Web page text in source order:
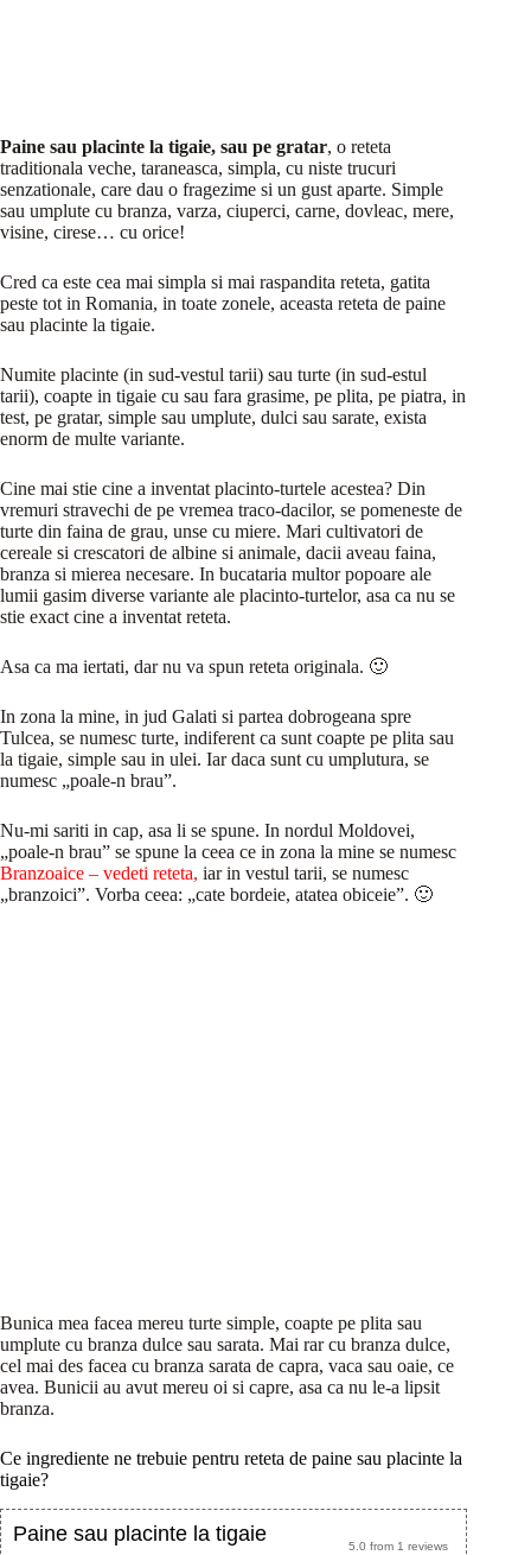
Paine sau placinte la tigaie, sau pe gratar, o reteta
traditionala veche, taraneasca, simpla, cu niste trucuri
senzationale, care dau o fragezime si un gust aparte. Simple
sau umplute cu branza, varza, ciuperci, carne, dovleac, mere,
visine, cirese… cu orice!
Cred ca este cea mai simpla si mai raspandita reteta, gatita
peste tot in Romania, in toate zonele, aceasta reteta de paine
sau placinte la tigaie.
Numite placinte (in sud-vestul tarii) sau turte (in sud-estul
tarii), coapte in tigaie cu sau fara grasime, pe plita, pe piatra, in
test, pe gratar, simple sau umplute, dulci sau sarate, exista
enorm de multe variante.
Cine mai stie cine a inventat placinto-turtele acestea? Din
vremuri stravechi de pe vremea traco-dacilor, se pomeneste de
turte din faina de grau, unse cu miere. Mari cultivatori de
cereale si crescatori de albine si animale, dacii aveau faina,
branza si mierea necesare. In bucataria multor popoare ale
lumii gasim diverse variante ale placinto-turtelor, asa ca nu se
stie exact cine a inventat reteta.
Asa ca ma iertati, dar nu va spun reteta originala. 🙂
In zona la mine, in jud Galati si partea dobrogeana spre
Tulcea, se numesc turte, indiferent ca sunt coapte pe plita sau
la tigaie, simple sau in ulei. Iar daca sunt cu umplutura, se
numesc „poale-n brau”.
Nu-mi sariti in cap, asa li se spune. In nordul Moldovei,
„poale-n brau” se spune la ceea ce in zona la mine se numesc
Branzoaice – vedeti reteta, iar in vestul tarii, se numesc
„branzoici”. Vorba ceea: „cate bordeie, atatea obiceie”. 🙂
Bunica mea facea mereu turte simple, coapte pe plita sau
umplute cu branza dulce sau sarata. Mai rar cu branza dulce,
cel mai des facea cu branza sarata de capra, vaca sau oaie, ce
avea. Bunicii au avut mereu oi si capre, asa ca nu le-a lipsit
branza.
Ce ingrediente ne trebuie pentru reteta de paine sau placinte la
tigaie?
5.0 from 1 reviews
Paine sau placinte la tigaie